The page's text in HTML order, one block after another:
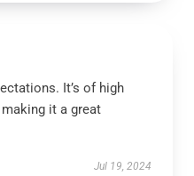
It’s of high
it a great
Jul 19, 2024